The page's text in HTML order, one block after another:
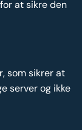
at sikre den
som sikrer at
server og ikke